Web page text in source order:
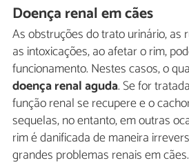
Doença renal em cães
As obstruções do trato urinário, as
as intoxicações, ao afetar o rim,
funcionamento. Nestes casos, o
doença renal aguda. Se for
função renal se recupere e o
sequelas, no entanto, em outras
rim é danificada de maneira
grandes problemas renais em cães.